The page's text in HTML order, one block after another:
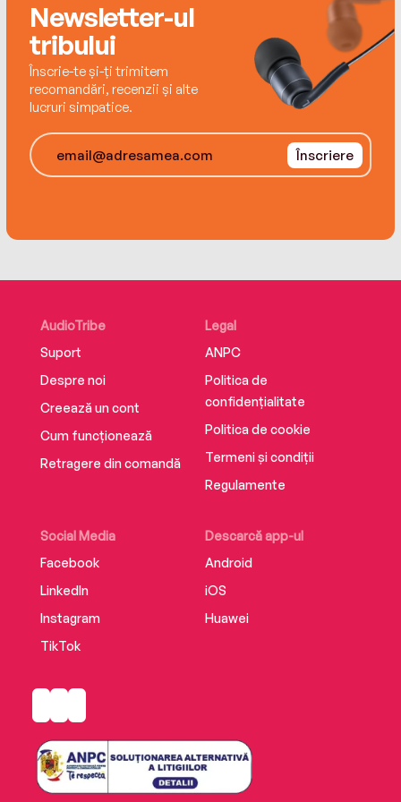
Newsletter-ul
tribului
Înscrie-te și-ți trimitem
recomandări, recenzii și alte
lucruri simpatice.
Înscriere
AudioTribe
Suport
Despre noi
Creează un cont
Cum funcționează
Retragere din comandă
Social Media
Facebook
LinkedIn
Instagram
TikTok
Descarcă app-ul
Android
iOS
Huawei
Legal
ANPC
Politica de
confidențialitate
Politica de cookie
Termeni și condiții
Regulamente